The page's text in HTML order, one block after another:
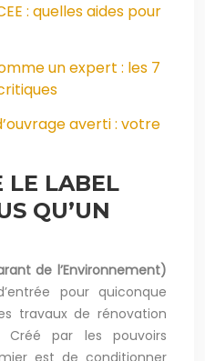
: quelles aides pour
un expert : les 7
averti : votre
LE LABEL
QU’UN
de l’Environnement)
pour quiconque
travaux de rénovation
Créé par les pouvoirs
est de conditionner